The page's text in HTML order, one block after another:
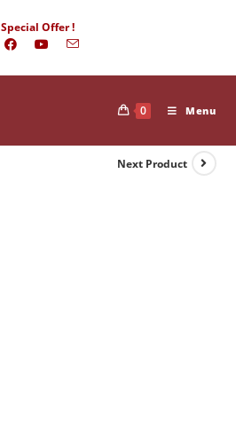
Special Offer !
0 Menu
Next Product